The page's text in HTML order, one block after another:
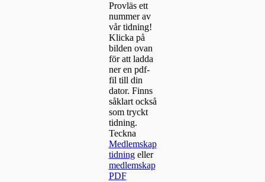
Provläs ett
nummer av
vår tidning!
Klicka på
bilden ovan
för att ladda
ner en pdf-
fil till din
dator. Finns
såklart också
som tryckt
tidning.
Teckna
Medlemskap
tidningeller
medlemskap
PDF